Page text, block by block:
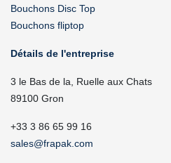
Bouchons Disc Top
Bouchons fliptop
Détails de l'entreprise
3 le Bas de la, Ruelle aux Chats
89100 Gron
+33 3 86 65 99 16
sales@frapak.com